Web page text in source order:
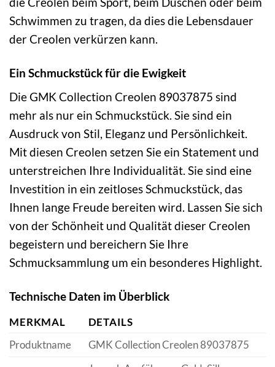
Schwimmen zu tragen, da dies die Lebensdauer
der Creolen verkürzen kann.
Ein Schmuckstück für die Ewigkeit
Die GMK Collection Creolen 89037875 sind
mehr als nur ein Schmuckstück. Sie sind ein
Ausdruck von Stil, Eleganz und Persönlichkeit.
Mit diesen Creolen setzen Sie ein Statement und
unterstreichen Ihre Individualität. Sie sind eine
Investition in ein zeitloses Schmuckstück, das
Ihnen lange Freude bereiten wird. Lassen Sie sich
von der Schönheit und Qualität dieser Creolen
begeistern und bereichern Sie Ihre
Schmucksammlung um ein besonderes Highlight.
Technische Daten im Überblick
MERKMAL
DETAILS
Produktname
GMK Collection Creolen 89037875